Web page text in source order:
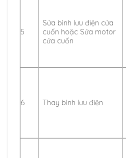
5
Sửa bình lưu điện cửa
cuốn hoặc Sửa motor
cửa cuốn
6 Thay bình lưu điện